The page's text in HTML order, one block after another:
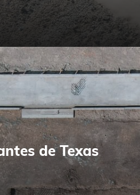
de Texas